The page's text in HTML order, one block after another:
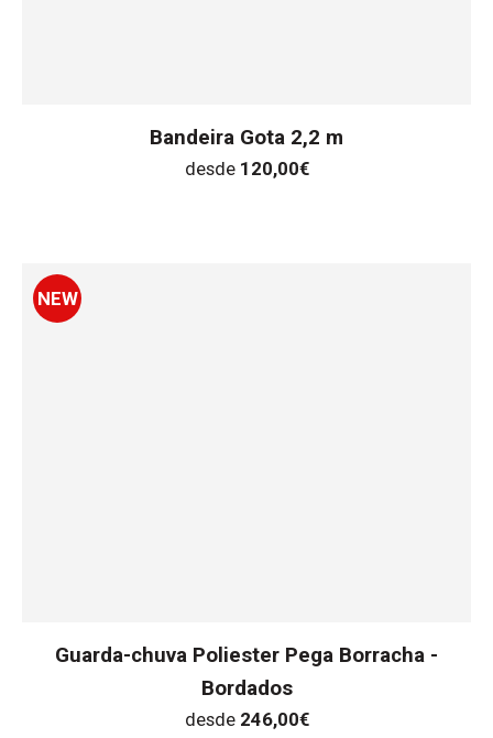
Bandeira Gota 2,2 m
desde 120,00€
NEW
Guarda-chuva Poliester Pega Borracha -
Bordados
desde 246,00€